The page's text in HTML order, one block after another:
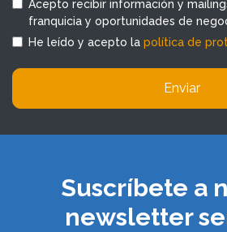
Acepto recibir información y
franquicia y oportunidades de
He leído y acepto la política de
Enviar
Suscríbete a
newsletter